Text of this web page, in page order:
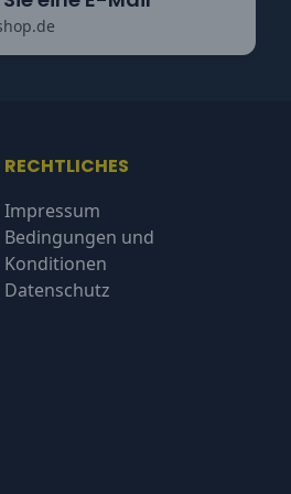
RECHTLICHES
Impressum
Bedingungen und
Konditionen
Datenschutz